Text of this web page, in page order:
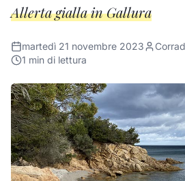
Allerta gialla in Gallura
martedì 21 novembre 2023
1 min di lettura